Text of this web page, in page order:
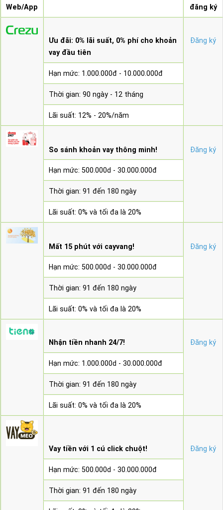
Web/App
đăng ký
Ưu đãi: 0% lãi suất, 0% phí cho khoản
vay đầu tiên
Đăng ký
Hạn mức: 1.000.000đ - 10.000.000đ
Thời gian: 90 ngày - 12 tháng
Lãi suất: 12% - 20%/năm
So sánh khoản vay thông minh! Đăng ký
Hạn mức: 500.000d - 30.000.000đ
Thời gian: 91 đến 180 ngày
Lãi suất: 0% và tối đa là 20%
Mất 15 phút với cayvang! Đăng ký
Hạn mức: 500.000d - 30.000.000đ
Thời gian: 91 đến 180 ngày
Lãi suất: 0% và tối đa là 20%
Nhận tiền nhanh 24/7! Đăng ký
Hạn mức: 1.000.000d - 30.000.000đ
Thời gian: 91 đến 180 ngày
Lãi suất: 0% và tối đa là 20%
Vay tiền với 1 cú click chuột! Đăng ký
Hạn mức: 500.000d - 30.000.000đ
Thời gian: 91 đến 180 ngày